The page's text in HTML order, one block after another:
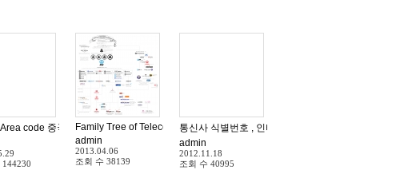
Codescode 중국 국가 번호
144230
Family Tree of Telecommunication Companies Of USA
admin
2013.04.06
조회 수 38139
통신사 식별번호 , 인터넷전화 국번호 부여현황 (2012,09)
admin
2012.11.18
조회 수 40995